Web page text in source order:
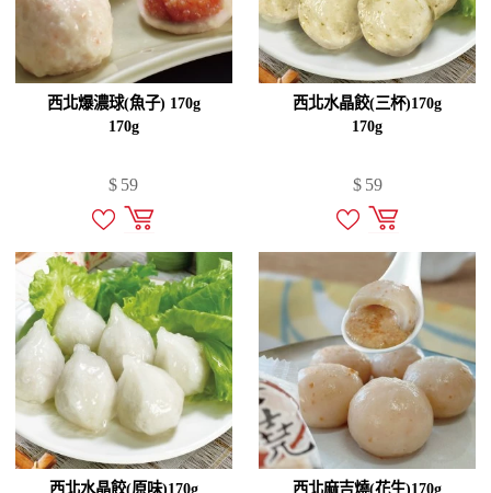
西北爆濃球(魚子) 170g
170g
$ 59
西北水晶餃(三杯)170g
170g
$ 59
西北水晶餃(原味)170g
西北麻吉燒(花生)170g